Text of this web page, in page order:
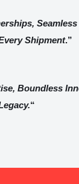
Shipment.”
Boundless
“